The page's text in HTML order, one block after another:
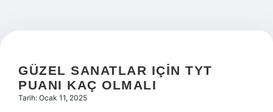
GÜZEL SANATLAR IÇIN TYT
PUANI KAÇ OLMALI
Tarih: Ocak 11, 2025